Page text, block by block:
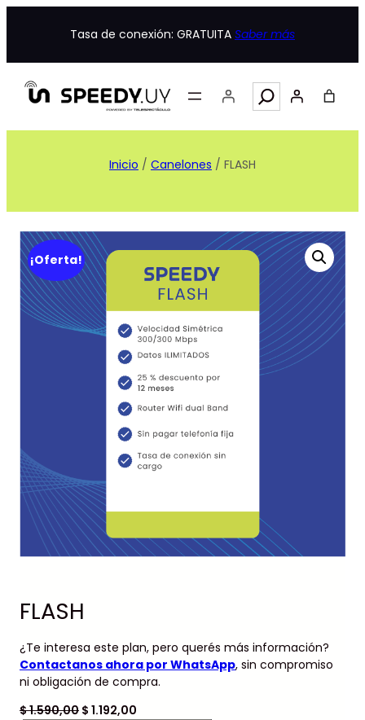
Tasa de conexión: GRATUITA Saber más
Search
Inicio / Canelones / FLASH
¡Oferta!
FLASH
¿Te interesa este plan, pero querés más información?
Contactanos ahora por WhatsApp, sin compromiso
ni obligación de compra.
$1.590,00 E
$ 1.192,00